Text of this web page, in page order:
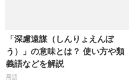
「深慮遠謀（しんりょえんぼ
う）」の意味とは？ 使い方や類
義語などを解説
用語